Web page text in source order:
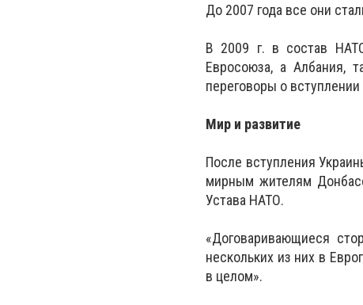
До 2007 года все они
В 2009 г. в состав
Евросоюза, а Албания,
переговоры о вступлении
Мир и развитие
После вступления
мирным жителям
Устава НАТО.
«Договаривающиеся
нескольких из них в
в целом».